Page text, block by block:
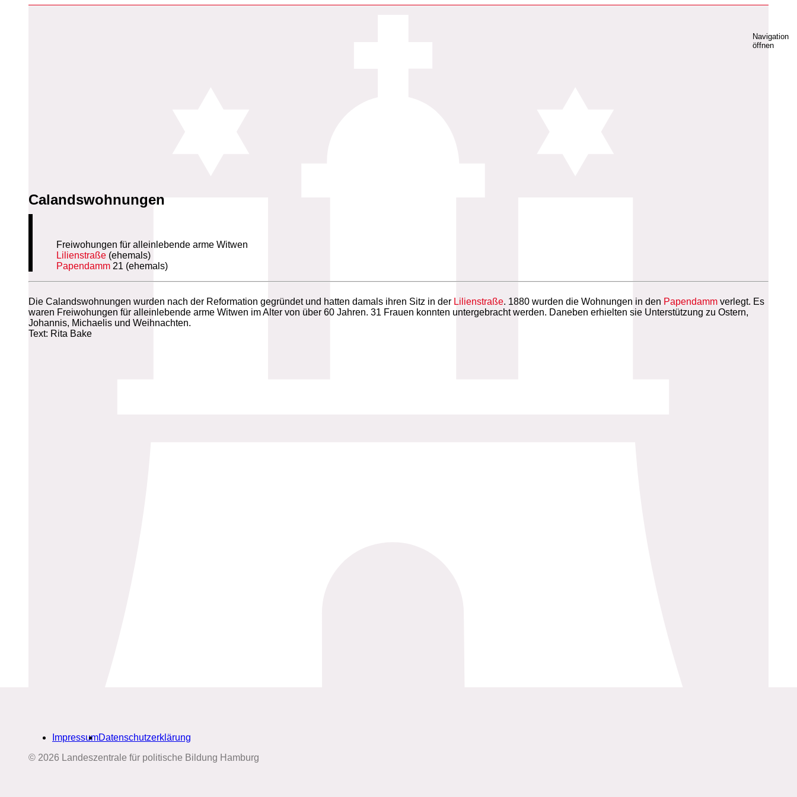
Navigation
öffnen
Calandswohnungen
Freiwohungen für alleinlebende arme Witwen
Lilienstraße (ehemals)
Papendamm 21 (ehemals)
Die Calandswohnungen wurden nach der Reformation gegründet und hatten damals ihren Sitz in der Lilienstraße. 1880 wurden die Wohnungen in den Papendamm verlegt. Es
waren Freiwohungen für alleinlebende arme Witwen im Alter von über 60 Jahren. 31 Frauen konnten untergebracht werden. Daneben erhielten sie Unterstützung zu Ostern,
Johannis, Michaelis und Weihnachten.
Text: Rita Bake
ImpressumDatenschutzerklärung
© 2026 Landeszentrale für politische Bildung Hamburg